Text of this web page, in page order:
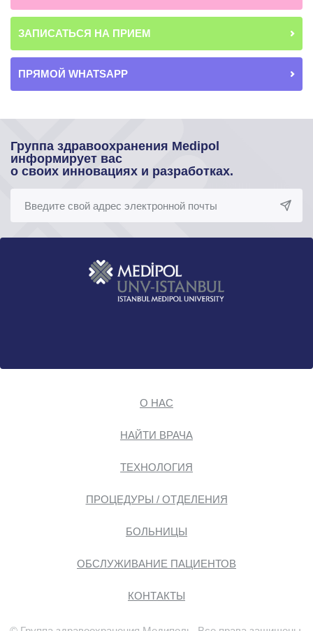
ЗАПИСАТЬСЯ НА ПРИЕМ
ПРЯМОЙ WHATSAPP
Группа здравоохранения Medipol
информирует вас
о своих инновациях и разработках.
О НАС
НАЙТИ ВРАЧА
ТЕХНОЛОГИЯ
ПРОЦЕДУРЫ / ОТДЕЛЕНИЯ
БОЛЬНИЦЫ
ОБСЛУЖИВАНИЕ ПАЦИЕНТОВ
КОНТАКТЫ